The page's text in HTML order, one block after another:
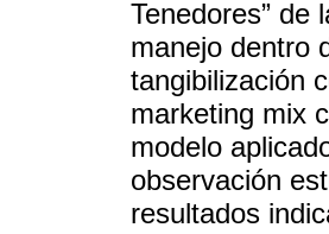
Tenedores” de
manejo dentro
tangibilización
marketing mix
modelo
observación
resultados